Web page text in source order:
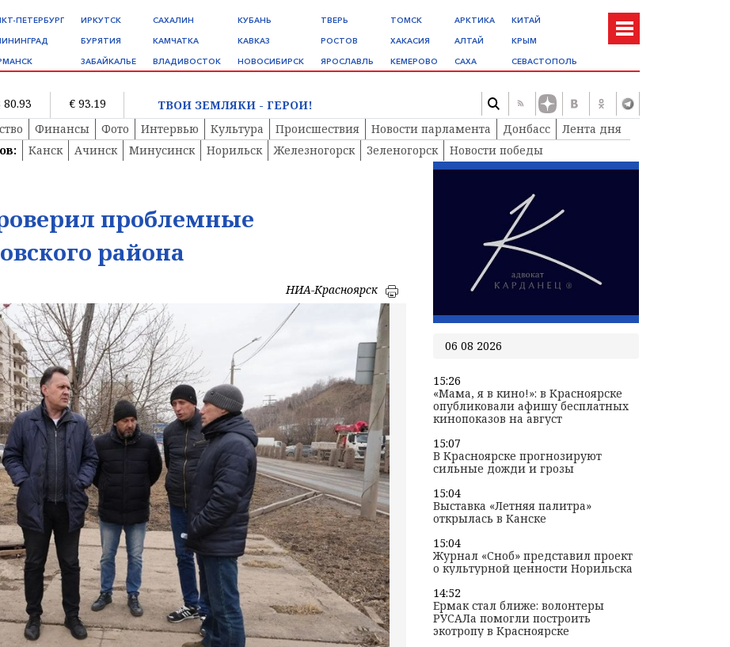
ПЕТЕРБУРГ
ИРКУТСК
БУРЯТИЯ
ЗАБАЙКАЛЬЕ
САХАЛИН
КАМЧАТКА
ВЛАДИВОСТОК
КУБАНЬ
КАВКАЗ
НОВОСИБИРСК
ТВЕРЬ
РОСТОВ
ЯРОСЛАВЛЬ
ТОМСК
ХАКАСИЯ
КЕМЕРОВО
АРКТИКА
АЛТАЙ
САХА
КИТАЙ
КРЫМ
СЕВАСТОПОЛЬ
80.93 € 93.19
ТВОИ ЗЕМЛЯКИ - ГЕРОИ!
Финансы Фото Интервью Культура Происшествия Новости парламента Донбасс
Лента дня
Канск Ачинск Минусинск Норильск Железногорск Зеленогорск
Новости победы
проблемные
района
НИА-Красноярск
06 08 2026
15:26
«Мама, я в кино!»: в Красноярске
опубликовали афишу бесплатных
кинопоказов на август
15:07
В Красноярске прогнозируют
сильные дожди и грозы
15:04
Выставка «Летняя палитра»
открылась в Канске
15:04
Журнал «Сноб» представил проект
о культурной ценности Норильска
14:52
Ермак стал ближе: волонтеры
РУСАЛа помогли построить
экотропу в Красноярске